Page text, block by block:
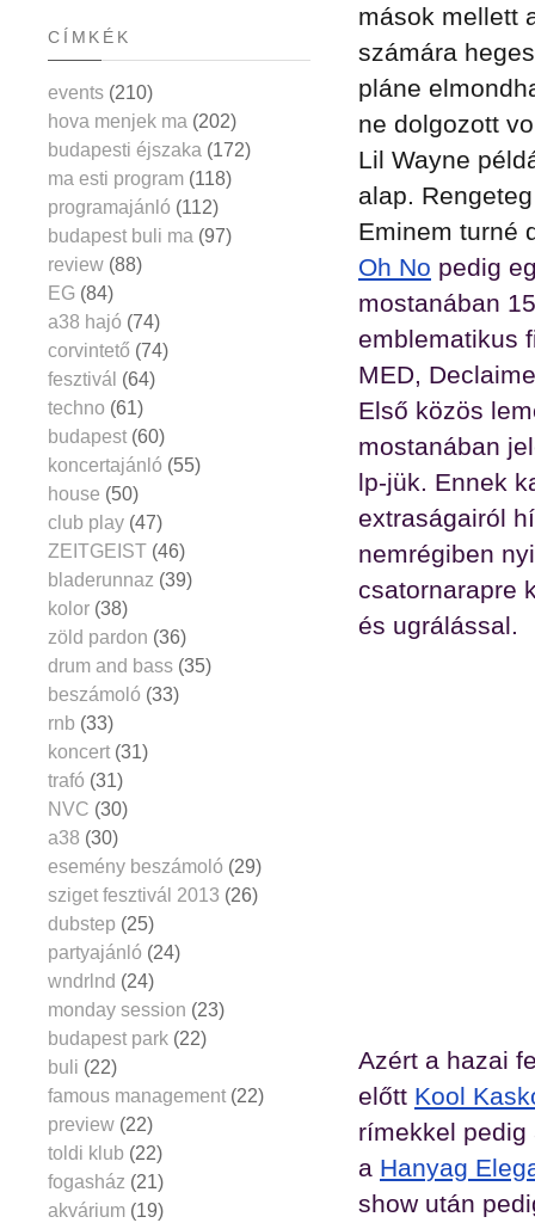
mások mellett
számára
pláne
ne dolgozott
Lil Wayne
alap.
Eminem turné
Oh No pedig
mostanában
emblematikus
MED,
Első közös
mostanában
lp-jük. Ennek
extraságairól
nemrégiben
csatornarapre
és ugrálással.
Azért a hazai
előtt Kool
rímekkel
a Hanyag
show után
CÍMKÉK
events (210)
hova menjek ma (202)
budapesti éjszaka (172)
ma esti program (118)
programajánló (112)
budapest buli ma (97)
review (88)
EG (84)
a38 hajó (74)
corvintető (74)
fesztivál (64)
techno (61)
budapest (60)
koncertajánló (55)
house (50)
club play (47)
ZEITGEIST (46)
bladerunnaz (39)
kolor (38)
zöld pardon (36)
drum and bass (35)
beszámoló (33)
rnb (33)
koncert (31)
trafó (31)
NVC (30)
a38 (30)
esemény beszámoló (29)
sziget fesztivál 2013 (26)
dubstep (25)
partyajánló (24)
wndrlnd (24)
monday session (23)
budapest park (22)
buli (22)
famous management (22)
preview (22)
toldi klub (22)
fogasház (21)
akvárium (19)